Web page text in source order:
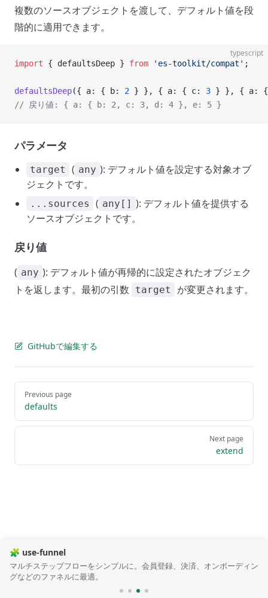
複数のソースオブジェクトを渡して、デフォルト値を段
階的に適用できます。
typescript
import { defaultsDeep } from 'es-toolkit/compat' ;
defaultsDeep({ a: { b: 2 } }, { a: { c: 3 } }, { a:
// 戻り値: { a: { b: 2, c: 3, d: 4 }, e: 5 }
パラメータ
target ( any ): デフォルト値を設定する対象オブ
ジェクトです。
...sources ( any[] ): デフォルト値を提供する
ソースオブジェクトです。
戻り値
( any ): デフォルト値が再帰的に設定されたオブジェク
トを返します。最初の引数
target が変更されます。
GitHubで編集する
Pager
Previous page
defaults
Next page
extend
🧩 use-funnel
マルチステップフローをシンプルに。会員登録、決済、オンボーディン
グなどのファネルに最適。